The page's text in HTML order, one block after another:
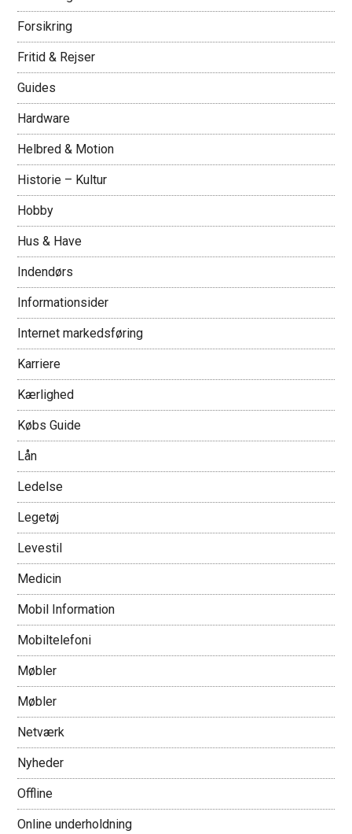
Forsikring
Fritid & Rejser
Guides
Hardware
Helbred & Motion
Historie – Kultur
Hobby
Hus & Have
Indendørs
Informationsider
Internet markedsføring
Karriere
Kærlighed
Købs Guide
Lån
Ledelse
Legetøj
Levestil
Medicin
Mobil Information
Mobiltelefoni
Møbler
Møbler
Netværk
Nyheder
Offline
Online underholdning